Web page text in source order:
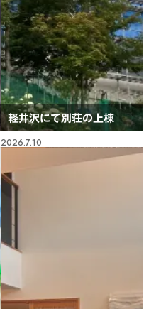
軽井沢にて別荘の上棟
2026.7.10